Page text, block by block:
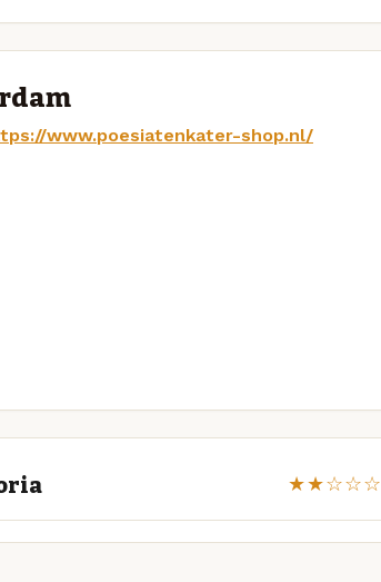
www.poesiatenkater-shop.nl/
★★☆☆☆